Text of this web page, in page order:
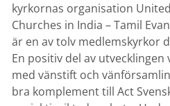
kyrkornas organisation
Churches in India – Tamil
är en av tolv medlemskyrkor
En positiv del av
med vänstift och
bra komplement till Act